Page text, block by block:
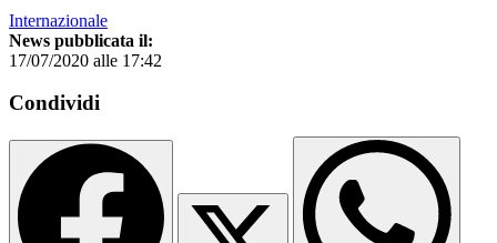
Internazionale
News pubblicata il:
17/07/2020 alle 17:42
Condividi